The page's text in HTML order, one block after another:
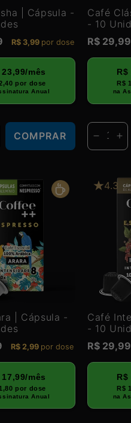
| Cápsula -
R$ 3,99 por dose
23,99/mês
por dose
Anual
COMPRAR
Café
- 10
Preço
normal
R$ 29,99
R$
R$
na
Diminuir
a
de
a
de
| Cápsula -
R$ 2,99 por dose
17,99/mês
por dose
Anual
4.3
Café
- 10
Preço
normal
R$ 29,99
R$
R$
na